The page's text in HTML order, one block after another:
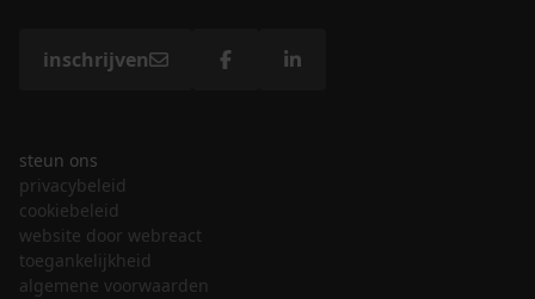
inschrijven
steun ons
privacybeleid
cookiebeleid
website door webreact
toegankelijkheid
algemene voorwaarden